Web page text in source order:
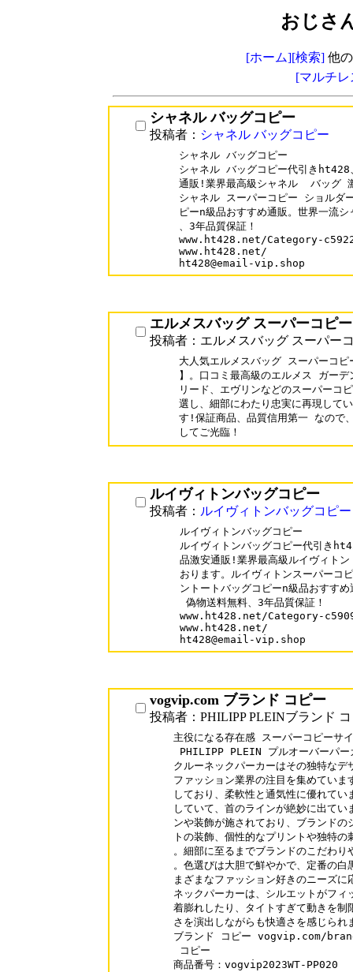
おじさ
[ホーム][検索]他
[マルチ
シャネル バッグコピー
投稿者： シャネル バッグコピー
シャネル バッグコピー
シャネル バッグコピー代引きht428
通販!業界最高級シャネル  バッグ
シャネル スーパーコピー ショルダ
ピーn級品おすすめ通販。世界一流
、3年品質保証！
www.ht428.net/Category-
www.ht428.net/
ht428@email-vip.shop
エルメスバッグ スーパーコピー
投稿者：エルメスバッグ スーパー
大人気エルメスバッグ スーパーコ
】。口コミ最高級のエルメス ガー
リード、エヴリンなどのスーパーコ
選し、細部にわたり忠実に再現して
す!保証商品、品質信用第一 なので
ルイヴィトンバッグコピー
投稿者： ルイヴィトンバッグコピー
ルイヴィトンバッグコピー
ルイヴィトンバッグコピー代引き
品激安通販!業界最高級ルイヴィト
おります。ルイヴィトンスーパーコ
ントートバッグコピーn級品おすす
偽物送料無料、3年品質保証！
www.ht428.net/Category-
www.ht428.net/
vogvip.com ブランド コピー
投稿者：PHILIPP PLEINブランド
主役になる存在感 スーパーコピーサ
PHILIPP PLEIN プルオーバーパ
クルーネックパーカーはその独特な
ファッション業界の注目を集めてい
しており、柔軟性と通気性に優れて
していて、首のラインが絶妙に出て
ンや装飾が施されており、ブランド
トの装飾、個性的なプリントや独特
。細部に至るまでブランドのこだわ
。色選びは大胆で鮮やかで、定番の
まざまなファッション好きのニーズ
ネックパーカーは、シルエットがフ
着膨れしたり、タイトすぎて動きを制
さを演出しながらも快適さを感じられ
ブランド コピー vogvip.com/
コピー
商品番号：vogvip2023WT-PP020